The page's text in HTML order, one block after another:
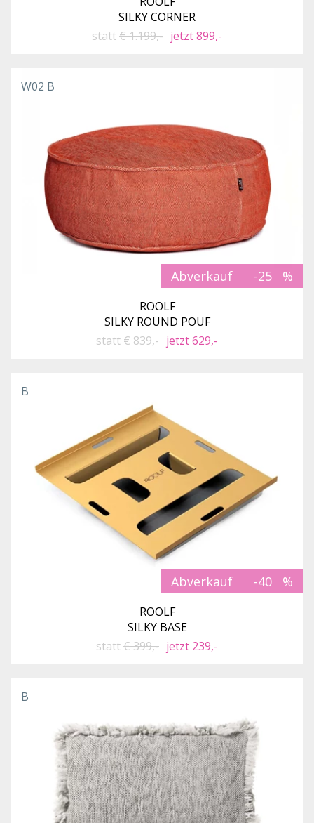
SILKY CORNER
statt€ 1.199,- jetzt 899,-
Abverkauf -25
W02 B
ROOLF
SILKY ROUND POUF
statt€ 839,- jetzt 629,-
Abverkauf -40
B
ROOLF
SILKY BASE
statt€ 399,- jetzt 239,-
B